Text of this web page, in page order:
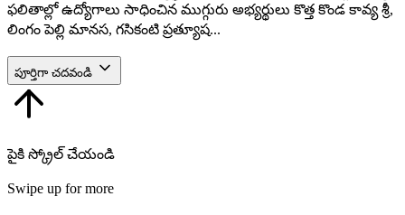
ఫలితాల్లో ఉద్యోగాలు సాధించిన ముగ్గురు అభ్యర్థులు కొత్త కొండ కావ్య శ్రీ,
లింగం పెల్లి మానస, గసికంటి ప్రత్యూష...
పూర్తిగా చదవండి
పైకి స్క్రోల్ చేయండి
Swipe up for more